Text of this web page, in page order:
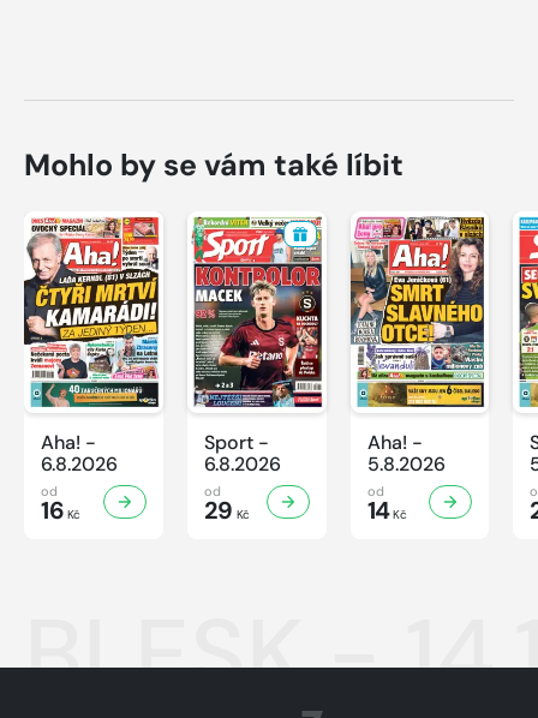
Mohlo by se vám také líbit
Aha! -
6.8.2026
od
16 Kč
Sport -
6.8.2026
od
29 Kč
Aha! -
5.8.2026
od
14Kč
BLESK -